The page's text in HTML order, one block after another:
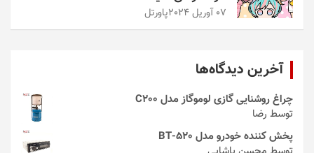
07 آوریل 2024 پاورتل
آخرین دیدگاه‌ها
چراغ روشنایی گازی لوموگاز مدل C200
توسط رضا
پخش کننده خودرو مدل 520-BT